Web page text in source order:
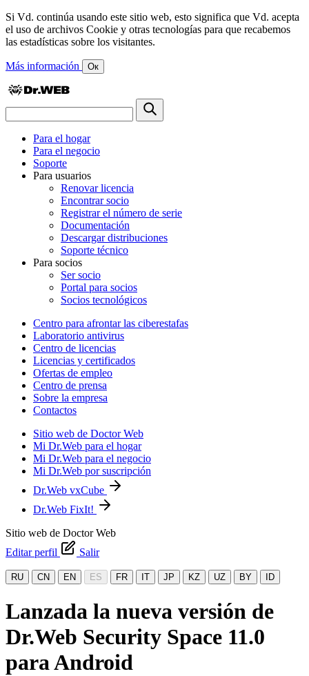
Si Vd. continúa usando este sitio web, esto significa que Vd. acepta
el uso de archivos Cookie y otras tecnologías para que recabemos
las estadísticas sobre los visitantes.
Más información Ок
Para el hogar
Para el negocio
Soporte
Para usuarios
Renovar licencia
Encontrar socio
Registrar el número de serie
Documentación
Descargar distribuciones
Soporte técnico
Para socios
Ser socio
Portal para socios
Socios tecnológicos
Centro para afrontar las ciberestafas
Laboratorio antivirus
Centro de licencias
Licencias y certificados
Ofertas de empleo
Centro de prensa
Sobre la empresa
Contactos
Sitio web de Doctor Web
Mi Dr.Web para el hogar
Mi Dr.Web para el negocio
Mi Dr.Web por suscripción
Dr.Web vxCube
Dr.Web FixIt!
Sitio web de Doctor Web
Editar perfil
Salir
RU CN EN ES FR IT JP KZ UZ BY ID
Lanzada la nueva versión de
Dr.Web Security Space 11.0
para Android